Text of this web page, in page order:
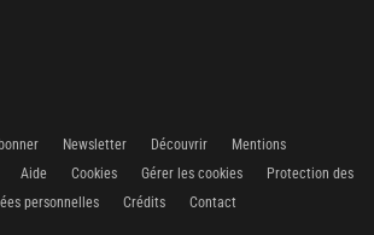
Newsletter Découvrir
Mentions
Aide Cookies Gérer les cookies
Protection des
personnelles
Crédits Contact